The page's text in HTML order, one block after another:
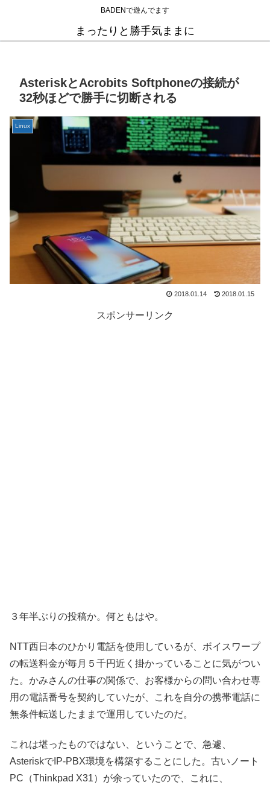
BADENで遊んでます
まったりと勝手気ままに
AsteriskとAcrobits Softphoneの接続が
32秒ほどで勝手に切断される
Linux
2018.01.14 2018.01.15
スポンサーリンク
３年半ぶりの投稿か。何ともはや。
NTT西日本のひかり電話を使用しているが、ボイスワープ
の転送料金が毎月５千円近く掛かっていることに気がつい
た。かみさんの仕事の関係で、お客様からの問い合わせ専
用の電話番号を契約していたが、これを自分の携帯電話に
無条件転送したままで運用していたのだ。
これは堪ったものではない、ということで、急遽、
AsteriskでIP-PBX環境を構築することにした。古いノート
PC（Thinkpad X31）が余っていたので、これに、